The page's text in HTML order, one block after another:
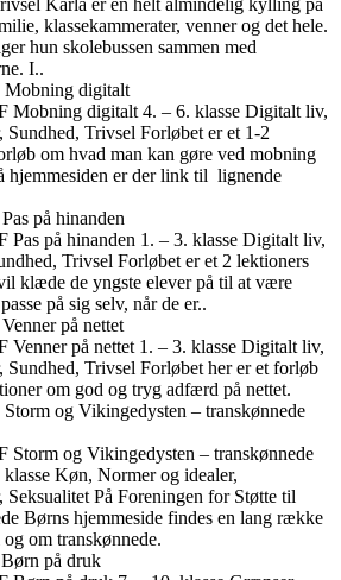
Karla er en helt almindelig kylling på
klassekammerater, venner og det hele.
hun skolebussen sammen med
I..
Mobning digitalt
Mobning digitalt 4. – 6. klasse Digitalt liv,
Sundhed, Trivsel Forløbet er et 1-2
om hvad man kan gøre ved mobning
hjemmesiden er der link til lignende
Pas på hinanden
Pas på hinanden 1. – 3. klasse Digitalt liv,
Trivsel Forløbet er et 2 lektioners
klæde de yngste elever på til at være
på sig selv, når de er..
Venner på nettet
Venner på nettet 1. – 3. klasse Digitalt liv,
Sundhed, Trivsel Forløbet her er et forløb
om god og tryg adfærd på nettet.
Storm og Vikingedysten – transkønnede
Storm og Vikingedysten – transkønnede
Køn, Normer og idealer,
Seksualitet På Foreningen for Støtte til
Børns hjemmeside findes en lang række
om transkønnede.
Børn på druk